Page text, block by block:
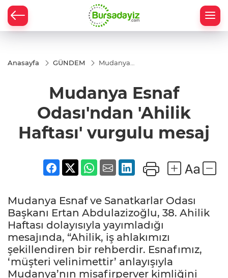
Anasayfa GÜNDEM
Mudanya
Haftası'
vurgulu
mesaj
Mudanya Esnaf
Odası'ndan 'Ahilik
Haftası' vurgulu mesaj
Mudanya Esnaf ve Sanatkarlar Odası
Başkanı Ertan Abdulazizoğlu, 38. Ahilik
Haftası dolayısıyla yayımladığı
mesajında, “Ahilik, iş ahlakımızı
şekillendiren bir rehberdir. Esnafımız,
‘müşteri velinimettir’ anlayışıyla
Mudanya’nın misafirperver kimliğini